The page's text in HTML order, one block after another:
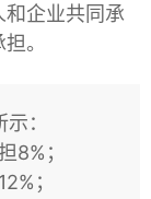
和企业共同承
。
：
8%；
；